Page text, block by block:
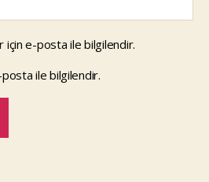
için e-posta ile bilgilendir.
ile bilgilendir.